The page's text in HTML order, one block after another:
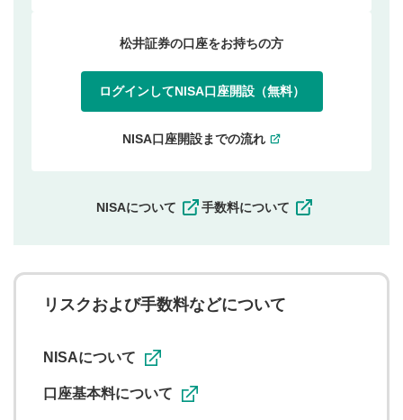
松井証券の口座をお持ちの方
ログインしてNISA口座開設（無料）
NISA口座開設までの流れ
NISAについて 手数料について
リスクおよび手数料などについて
NISAについて
口座基本料について